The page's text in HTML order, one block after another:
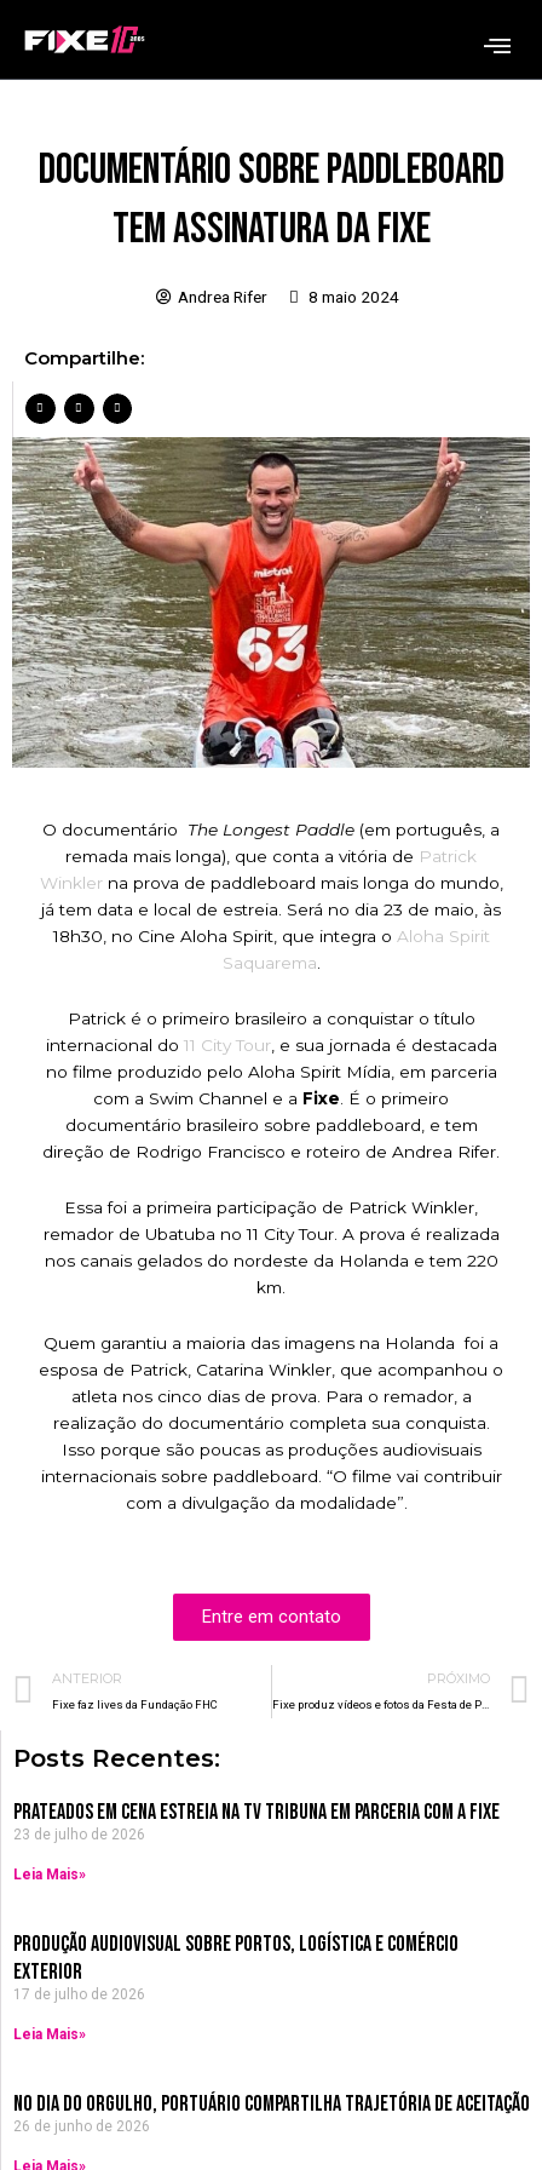
Documentário sobre paddleboard
tem assinatura da Fixe
Andrea Rifer 8 maio 2024
Compartilhe:
O documentário The Longest Paddle (em português, a
remada mais longa), que conta a vitória de Patrick
Winklerna prova de paddleboard mais longa do mundo,
já tem data e local de estreia. Será no dia 23 de maio, às
18h30, no Cine Aloha Spirit, que integra o Aloha Spirit
Saquarema
Patrick é o primeiro brasileiro a conquistar o título
internacional do 11 City Tour, e sua jornada é destacada
no filme produzido pelo Aloha Spirit Mídia, em parceria
com a Swim Channel e a Fixe . É o primeiro
documentário brasileiro sobre paddleboard, e tem
direção de Rodrigo Francisco e roteiro de Andrea Rifer.
Essa foi a primeira participação de Patrick Winkler,
remador de Ubatuba no 11 City Tour. A prova é realizada
nos canais gelados do nordeste da Holanda e tem 220
km.
Quem garantiu a maioria das imagens na Holanda foi a
esposa de Patrick, Catarina Winkler, que acompanhou o
atleta nos cinco dias de prova. Para o remador, a
realização do documentário completa sua conquista.
Isso porque são poucas as produções audiovisuais
internacionais sobre paddleboard. “O filme vai contribuir
com a divulgação da modalidade”.
Entre em contato
Prev
ANTERIOR
Fixe faz lives da Fundação FHC
PRÓXIMO
Fixe produz vídeos e fotos da Festa de Portugal em Santos
Posts Recentes:
Prateados em Cena estreia na TV Tribuna em parceria com a Fixe
23 de julho de 2026
Leia Mais»
Produção Audiovisual sobre Portos, Logística e Comércio
Exterior
17 de julho de 2026
Leia Mais»
no dia do orgulho, Portuário compartilha trajetória de aceitação
26 de junho de 2026
Leia Mais»